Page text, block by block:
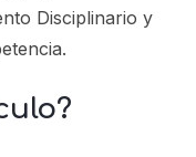
Disciplinario y